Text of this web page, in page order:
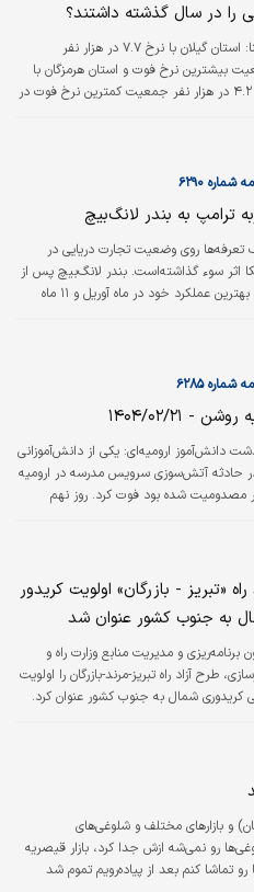
را در سال گذشته داشتند؟
استان گیلان با نرخ ۷.۷ در هزار نفر
بیشترین نرخ فوت و استان هرمزگان با
نرخ ۴.۲ در هزار نفر جمعیت کمترین نرخ فوت در
شماره ۶۲۹۰
ترامپ به بندر لانگ‌بیچ
روی وضعیت تجارت دریایی در
اثر سوء گذاشته‌است. بندر لانگ‌بیچ پس از
ثبت بهترین عملکرد خود در ماه آوریل و ۱۱ ماه
شماره ۶۲۸۵
- ۱۴۰۴/۰۲/۲۱
دانش‌آموز ارومیه‌ای: یکی از دانش‌آموزانی
حادثه آتش‌سوزی سرویس مدرسه در ارومیه
مصدومیت شده بود فوت کرد. روز نهم
مساعد بوده و دوران نقاهت خود را در منزل
می‌کنند و متاسفانه «مهسا اصغری» به دلیل
در بیمارستان بستری بود./مهر
راه «تبریز - بازرگان» اولویت کریدور
به جنوب کشور عنوان شد
برنامه‌ریزی و مدیریت منابع وزارت راه و
طرح آزاد راه تبریز-مرند-بازرگان را اولویت
کریدوری شمال به جنوب کشور عنوان کرد.
و بازارهای مختلف و شلوغی‌های
رو نمی‌شه ازش جدا کرد، بازار قیصریه
تماشا کنم بعد از پیاده‌رویم تموم شد